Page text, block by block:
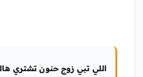
اللي تبي زوج حنون تشتري